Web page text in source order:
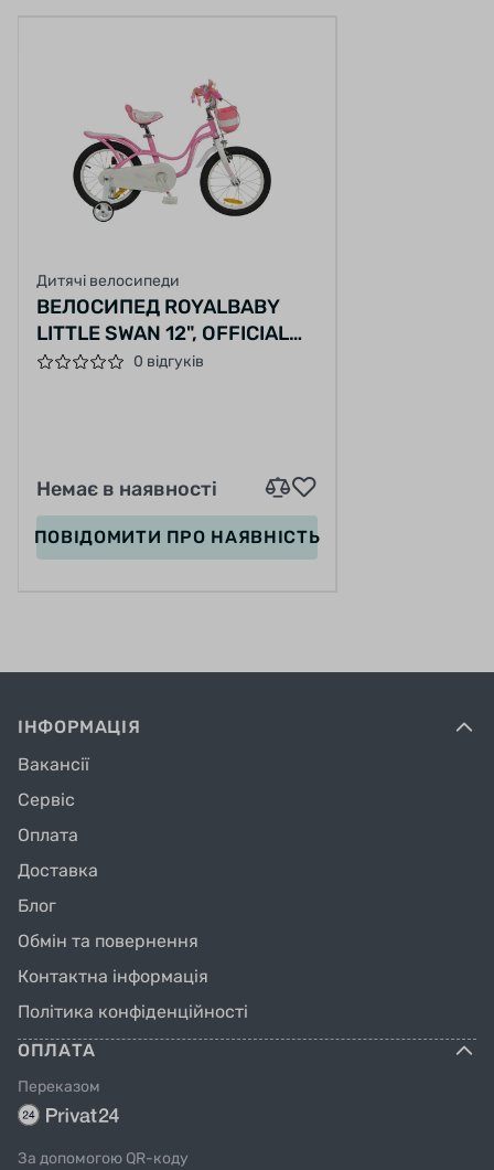
обрести уверенность за рулем без
родительской подстраховки. Когда в них
отпадет необходимость, колеса можно легко
демонтировать;
Рифленые педали с нескользящей
Руль и сиденье регулируются по высоте,
чтобы соответствовать росту ребенка;
чтобы перевозить с собой любимую игрушку,
легкий перекус и бутылочку воды;
Широкие надувные колеса с выраженным
мелочь, которая позволит Вашей принцессе
почувствовать себя полноправным
участником движения.
Основные характеристики Royal Baby Little
Swan 12":
Дитячі велосипеди
ВЕЛОСИПЕД ROYALBABY
LITTLE SWAN 12", OFFICIAL
UA, РОЗОВЫЙ
0 відгуків
Немає в наявності
ПОВІДОМИТИ ПРО НАЯВНІСТЬ
ІНФОРМАЦІЯ
Вакансії
Сервіс
Оплата
Доставка
Блог
Обмін та повернення
Контактна інформація
Політика конфіденційності
ОПЛАТА
Переказом
За допомогою QR-коду